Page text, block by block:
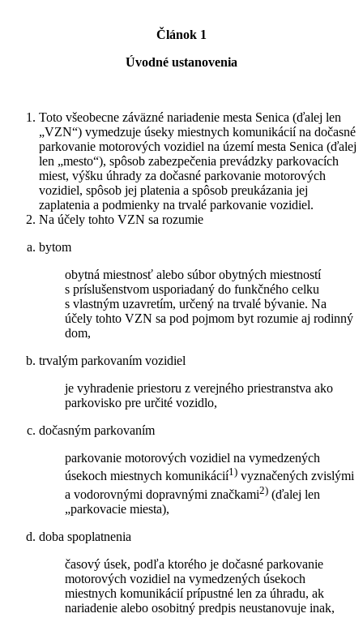
Článok 1
Úvodné ustanovenia
Toto všeobecne záväzné nariadenie mesta Senica (ďalej len
„VZN“) vymedzuje úseky miestnych komunikácií na dočasné
parkovanie motorových vozidiel na území mesta Senica (ďalej
len „mesto“), spôsob zabezpečenia prevádzky parkovacích
miest, výšku úhrady za dočasné parkovanie motorových
vozidiel, spôsob jej platenia a spôsob preukázania jej
zaplatenia a podmienky na trvalé parkovanie vozidiel.
Na účely tohto VZN sa rozumie
bytom
obytná miestnosť alebo súbor obytných miestností
s príslušenstvom usporiadaný do funkčného celku
s vlastným uzavretím, určený na trvalé bývanie. Na
účely tohto VZN sa pod pojmom byt rozumie aj rodinný
dom,
trvalým parkovaním vozidiel
je vyhradenie priestoru z verejného priestranstva ako
parkovisko pre určité vozidlo,
dočasným parkovaním
parkovanie motorových vozidiel na vymedzených
úsekoch miestnych komunikácií1) vyznačených zvislými
a vodorovnými dopravnými značkami2) (ďalej len
„parkovacie miesta),
doba spoplatnenia
časový úsek, podľa ktorého je dočasné parkovanie
motorových vozidiel na vymedzených úsekoch
miestnych komunikácií prípustné len za úhradu, ak
nariadenie alebo osobitný predpis neustanovuje inak,